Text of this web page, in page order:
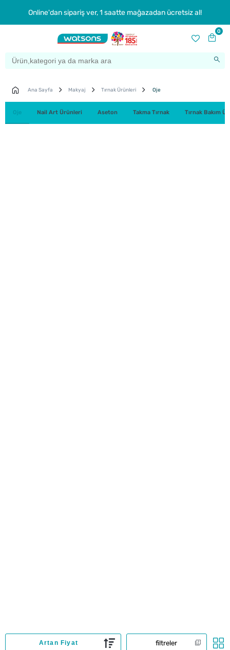
Online'dan sipariş ver, 1 saatte mağazadan ücretsiz al!
0
Ana Sayfa Makyaj Tırnak Ürünleri Oje
Oje Nail Art Ürünleri Aseton Takma Tırnak Tırnak Bakım
filtreler